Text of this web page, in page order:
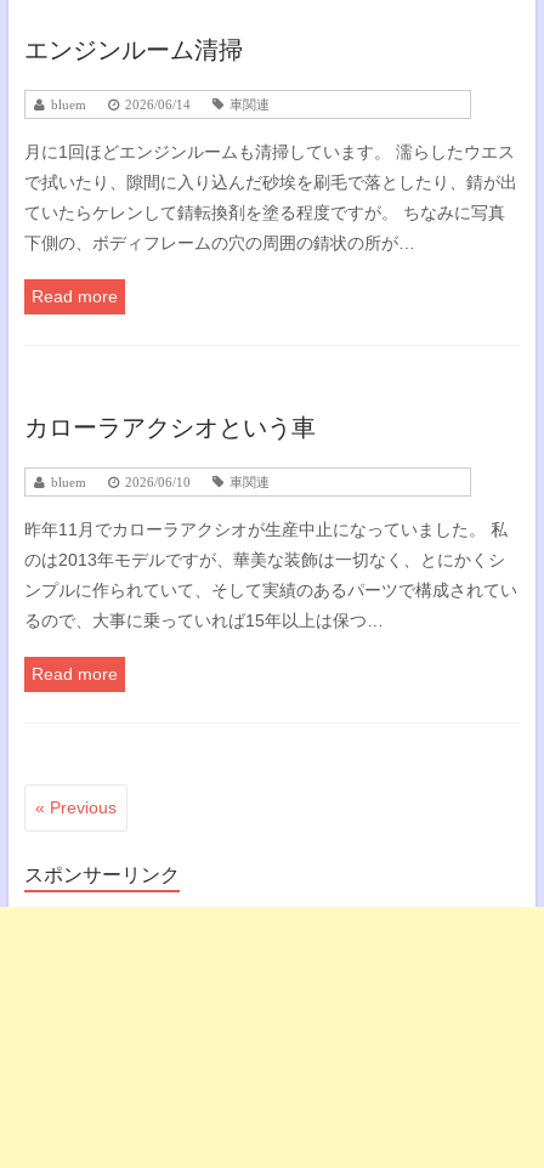
エンジンルーム清掃
bluem 2026/06/14 車関連
月に1回ほどエンジンルームも清掃しています。 濡らしたウエス
で拭いたり、隙間に入り込んだ砂埃を刷毛で落としたり、錆が出
ていたらケレンして錆転換剤を塗る程度ですが。 ちなみに写真
下側の、ボディフレームの穴の周囲の錆状の所が…
Read more
カローラアクシオという車
bluem 2026/06/10 車関連
昨年11月でカローラアクシオが生産中止になっていました。 私
のは2013年モデルですが、華美な装飾は一切なく、とにかくシ
ンプルに作られていて、そして実績のあるパーツで構成されてい
るので、大事に乗っていれば15年以上は保つ…
Read more
« Previous
スポンサーリンク